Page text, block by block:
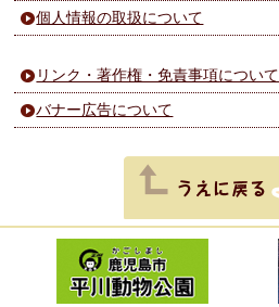
個人情報の取扱について
リンク・著作権・免責事項について
バナー広告について